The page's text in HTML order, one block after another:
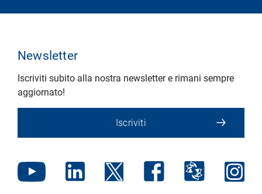
Newsletter
Iscriviti subito alla nostra newsletter e rimani sempre
aggiornato!
Iscriviti